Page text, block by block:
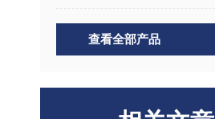
查看全部产品